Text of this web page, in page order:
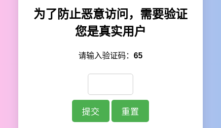
为了防止恶意访问，需要验证
您是真实用户
请输入验证码： 65
提交 重置